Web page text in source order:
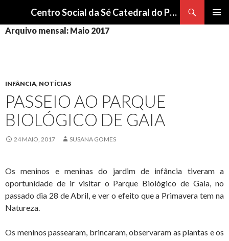
Centro Social da Sé Catedral do Porto
PARA
Arquivo mensal: Maio 2017
INFÂNCIA, NOTÍCIAS
PASSEIO AO PARQUE
BIOLÓGICO DE GAIA
24 MAIO, 2017 SUSANA GOMES
Os meninos e meninas do jardim de infância tiveram a
oportunidade de ir visitar o Parque Biológico de Gaia, no
passado dia 28 de Abril, e ver o efeito que a Primavera tem na
Natureza.
Os meninos passearam, brincaram, observaram as plantas e os